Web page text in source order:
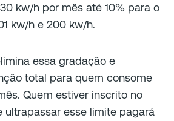
kw/h por mês até 10% para o
kw/h e 200 kw/h.
essa gradação e
total para quem consome
Quem estiver inscrito no
ultrapassar esse limite pagará